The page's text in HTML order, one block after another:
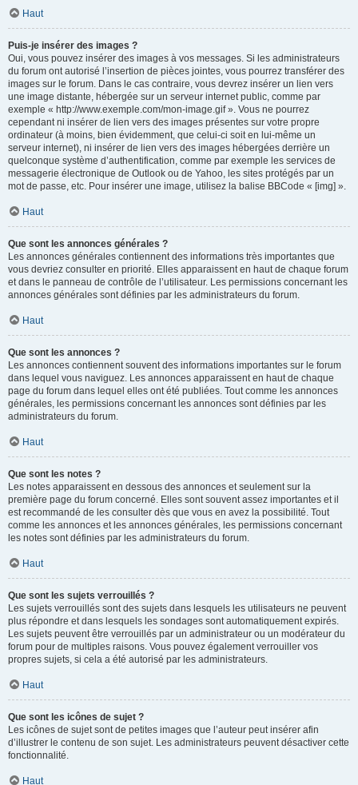
Haut
Puis-je insérer des images ?
Oui, vous pouvez insérer des images à vos messages. Si les administrateurs
du forum ont autorisé l’insertion de pièces jointes, vous pourrez transférer des
images sur le forum. Dans le cas contraire, vous devrez insérer un lien vers
une image distante, hébergée sur un serveur internet public, comme par
exemple « http://www.exemple.com/mon-image.gif ». Vous ne pourrez
cependant ni insérer de lien vers des images présentes sur votre propre
ordinateur (à moins, bien évidemment, que celui-ci soit en lui-même un
serveur internet), ni insérer de lien vers des images hébergées derrière un
quelconque système d’authentification, comme par exemple les services de
messagerie électronique de Outlook ou de Yahoo, les sites protégés par un
mot de passe, etc. Pour insérer une image, utilisez la balise BBCode « [img] ».
Haut
Que sont les annonces générales ?
Les annonces générales contiennent des informations très importantes que
vous devriez consulter en priorité. Elles apparaissent en haut de chaque forum
et dans le panneau de contrôle de l’utilisateur. Les permissions concernant les
annonces générales sont définies par les administrateurs du forum.
Haut
Que sont les annonces ?
Les annonces contiennent souvent des informations importantes sur le forum
dans lequel vous naviguez. Les annonces apparaissent en haut de chaque
page du forum dans lequel elles ont été publiées. Tout comme les annonces
générales, les permissions concernant les annonces sont définies par les
administrateurs du forum.
Haut
Que sont les notes ?
Les notes apparaissent en dessous des annonces et seulement sur la
première page du forum concerné. Elles sont souvent assez importantes et il
est recommandé de les consulter dès que vous en avez la possibilité. Tout
comme les annonces et les annonces générales, les permissions concernant
les notes sont définies par les administrateurs du forum.
Haut
Que sont les sujets verrouillés ?
Les sujets verrouillés sont des sujets dans lesquels les utilisateurs ne peuvent
plus répondre et dans lesquels les sondages sont automatiquement expirés.
Les sujets peuvent être verrouillés par un administrateur ou un modérateur du
forum pour de multiples raisons. Vous pouvez également verrouiller vos
propres sujets, si cela a été autorisé par les administrateurs.
Haut
Que sont les icônes de sujet ?
Les icônes de sujet sont de petites images que l’auteur peut insérer afin
d’illustrer le contenu de son sujet. Les administrateurs peuvent désactiver cette
fonctionnalité.
Haut